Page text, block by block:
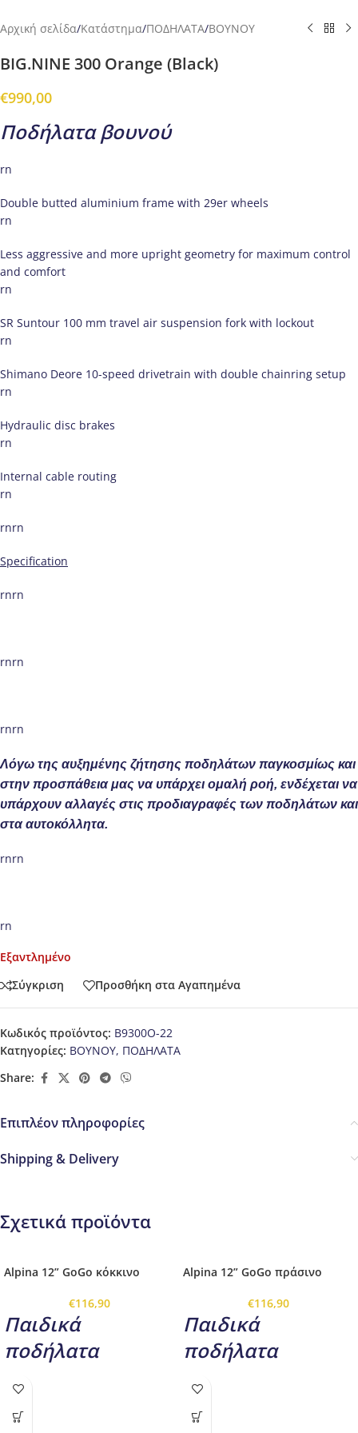
Αρχική σελίδα/Κατάστημα/ΠΟΔΗΛΑΤΑ/ΒΟΥΝΟΥ
BIG.NINE 300 Orange (Black)
€990,00
Ποδήλατα βουνού
rn
Double butted aluminium frame with 29er wheels
rn
Less aggressive and more upright geometry for maximum control
and comfort
rn
SR Suntour 100 mm travel air suspension fork with lockout
rn
Shimano Deore 10-speed drivetrain with double chainring setup
rn
Hydraulic disc brakes
rn
Internal cable routing
rn
rnrn
Specification
rnrn
rnrn
rnrn
Λόγω της αυξημένης ζήτησης ποδηλάτων παγκοσμίως και
στην προσπάθεια μας να υπάρχει ομαλή ροή, ενδέχεται να
υπάρχουν αλλαγές στις προδιαγραφές των ποδηλάτων και
στα αυτοκόλλητα.
rnrn
rn
Εξαντλημένο
Σύγκριση
Προσθήκη στα Αγαπημένα
Κωδικός προϊόντος: B9300O-22
Κατηγορίες: ΒΟΥΝΟΥ, ΠΟΔΗΛΑΤΑ
Share:
Επιπλέον πληροφορίες
Shipping & Delivery
Σχετικά προϊόντα
Alpina 12” GoGo κόκκινο
€116,90
Παιδικά
ποδήλατα
rnrn
Alpina 12” GoGo πράσινο
€116,90
Παιδικά
ποδήλατα
rnrn